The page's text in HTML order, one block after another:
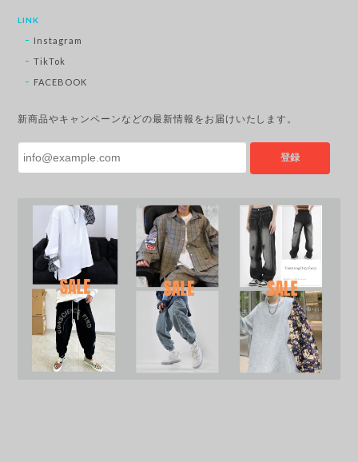
LINK
Instagram
TikTok
FACEBOOK
新商品やキャンペーンなどの最新情報をお届けいたします。
登録